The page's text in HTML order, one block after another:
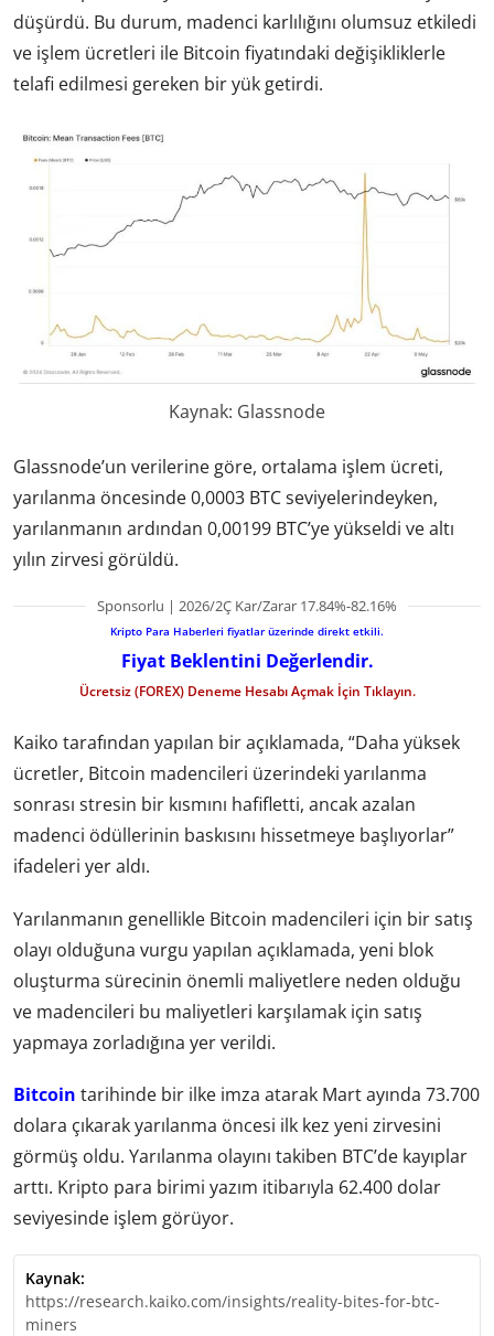
düşürdü. Bu durum, madenci karlılığını olumsuz etkiledi
ve işlem ücretleri ile Bitcoin fiyatındaki değişikliklerle
telafi edilmesi gereken bir yük getirdi.
Kaynak: Glassnode
Glassnode’un verilerine göre, ortalama işlem ücreti,
yarılanma öncesinde 0,0003 BTC seviyelerindeyken,
yarılanmanın ardından 0,00199 BTC’ye yükseldi ve altı
yılın zirvesi görüldü.
Sponsorlu | 2026/2Ç Kar/Zarar 17.84%-82.16%
Kripto Para Haberleri fiyatlar üzerinde direkt etkili.
Fiyat Beklentini Değerlendir.
Ücretsiz (FOREX) Deneme Hesabı Açmak İçin Tıklayın.
Kaiko tarafından yapılan bir açıklamada, “Daha yüksek
ücretler, Bitcoin madencileri üzerindeki yarılanma
sonrası stresin bir kısmını hafifletti, ancak azalan
madenci ödüllerinin baskısını hissetmeye başlıyorlar”
ifadeleri yer aldı.
Yarılanmanın genellikle Bitcoin madencileri için bir satış
olayı olduğuna vurgu yapılan açıklamada, yeni blok
oluşturma sürecinin önemli maliyetlere neden olduğu
ve madencileri bu maliyetleri karşılamak için satış
yapmaya zorladığına yer verildi.
Bitcoin tarihinde bir ilke imza atarak Mart ayında 73.700
dolara çıkarak yarılanma öncesi ilk kez yeni zirvesini
görmüş oldu. Yarılanma olayını takiben BTC’de kayıplar
arttı. Kripto para birimi yazım itibarıyla 62.400 dolar
seviyesinde işlem görüyor.
Kaynak:
https://research.kaiko.com/insights/reality-bites-for-btc-
miners